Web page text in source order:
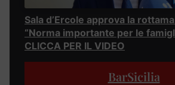
Sala d’Ercole approva la
“Norma importante per le
CLICCA PER IL VIDEO
BarSicilia